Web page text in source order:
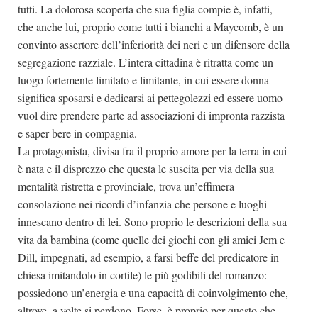
tutti. La dolorosa scoperta che sua figlia compie è, infatti,
che anche lui, proprio come tutti i bianchi a Maycomb, è un
convinto assertore dell’inferiorità dei neri e un difensore della
segregazione razziale. L’intera cittadina è ritratta come un
luogo fortemente limitato e limitante, in cui essere donna
significa sposarsi e dedicarsi ai pettegolezzi ed essere uomo
vuol dire prendere parte ad associazioni di impronta razzista
e saper bere in compagnia.
La protagonista, divisa fra il proprio amore per la terra in cui
è nata e il disprezzo che questa le suscita per via della sua
mentalità ristretta e provinciale, trova un’effimera
consolazione nei ricordi d’infanzia che persone e luoghi
innescano dentro di lei. Sono proprio le descrizioni della sua
vita da bambina (come quelle dei giochi con gli amici Jem e
Dill, impegnati, ad esempio, a farsi beffe del predicatore in
chiesa imitandolo in cortile) le più godibili del romanzo:
possiedono un’energia e una capacità di coinvolgimento che,